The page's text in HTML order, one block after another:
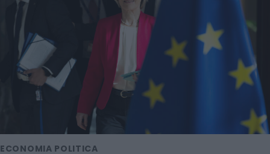
ECONOMIA POLITICA